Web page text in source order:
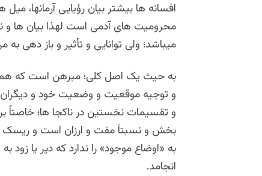
افسانه ها بیشتر بیان رؤیایی آرمانها،
محرومیت های آدمی است لهذا بیان ها و
میباشد؛ ولی توانایی و تأثیر و باز دهی
به حیث یک اصل کلی؛ مبرهن است که همه
و توجیه موقعیت و وضعیت خود و دیگران
و تقسیمات نخستین در ناکجا ها؛ خاصتاً
بخش و نسبتاَ مفت و ارزان است و ریسک
به «اوضاع موجود» را ندارد که دیر یا
انجامد.